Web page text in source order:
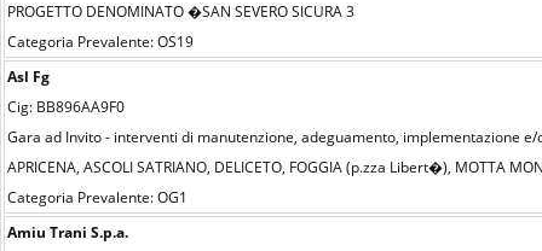
PROGETTO DENOMINATO �SAN SEVERO SICURA 3
Categoria Prevalente: OS19
Asl Fg
Cig: BB896AA9F0
Gara ad Invito - interventi di manutenzione, adeguamento, implementazione
APRICENA, ASCOLI SATRIANO, DELICETO, FOGGIA (p.zza Libert�), MOTTA
Categoria Prevalente: OG1
Amiu Trani S.p.a.